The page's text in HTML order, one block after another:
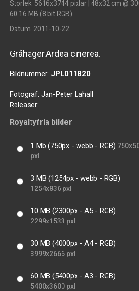
Storlek: 5616x3744 pixlar | 48x32 cm @
60.16 MB (8 bit RGB)
Datum: 2011-10-22
Gråhäger.Ardea cinerea.
Bildnummer: JPL011820
Fotograf: Jan-Peter Lahall
Releaser:
Royaltyfria bilder
1 Mb (750px - webb - RGB)
pxl
3 MB (1254px - webb - RGB)
1254x836 pxl
10 MB (2300px - A5 - RGB)
2299x1533 pxl
30 MB (4000px - A4 - RGB)
3999x2666 pxl
60 MB (5400px - A3 - RGB)
5400x3600 pxl